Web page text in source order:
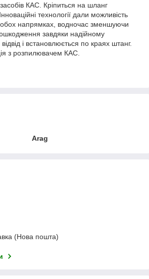
засобів КАС. Кріпиться на шланг
технології дали можливість
обох напрямках, водночас зменшуючи
завдяки надійному
і встановлюється по краях штанг.
з розпилювачем КАС.
Arag
(Нова пошта)